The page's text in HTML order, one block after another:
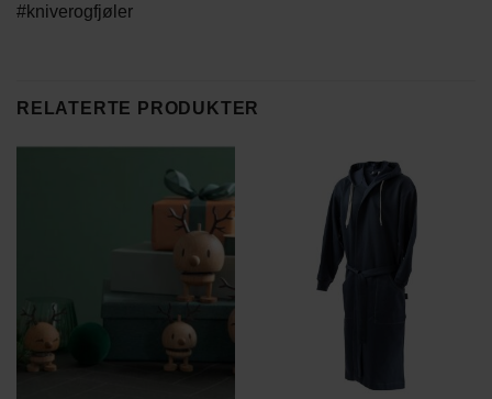
#kniverogfjøler
RELATERTE PRODUKTER